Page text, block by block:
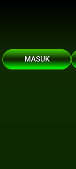
MASUK